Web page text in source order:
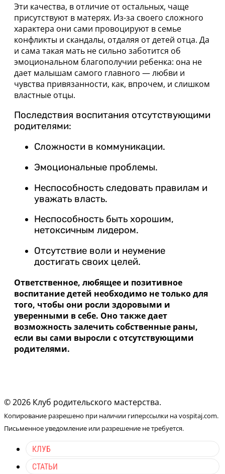
Эти качества, в отличие от остальных, чаще
присутствуют в матерях. Из-за своего сложного
характера они сами провоцируют в семье
конфликты и скандалы, отдаляя от детей отца. Да
и сама такая мать не сильно заботится об
эмоциональном благополучии ребенка: она не
дает малышам самого главного — любви и
чувства привязанности, как, впрочем, и слишком
властные отцы.
Последствия воспитания отсутствующими
родителями:
Сложности в коммуникации.
Эмоциональные проблемы.
Неспособность следовать правилам и
уважать власть.
Неспособность быть хорошим,
нетоксичным лидером.
Отсутствие воли и неумение
достигать своих целей.
Ответственное, любящее и позитивное
воспитание детей необходимо не только для
того, чтобы они росли здоровыми и
уверенными в себе. Оно также дает
возможность залечить собственные раны,
если вы сами выросли с отсутствующими
родителями.
© 2026 Клуб родительского мастерства.
Копирование разрешено при наличии гиперссылки на vospitaj.com.
Письменное уведомление или разрешение не требуется.
КЛУБ
СТАТЬИ